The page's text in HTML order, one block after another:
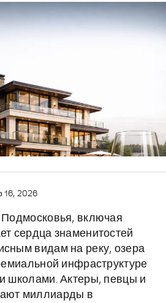
16, 2026
Подмосковья, включая
сердца знаменитостей
видам на реку, озера
инфраструктуре
школами. Актеры, певцы и
миллиарды в